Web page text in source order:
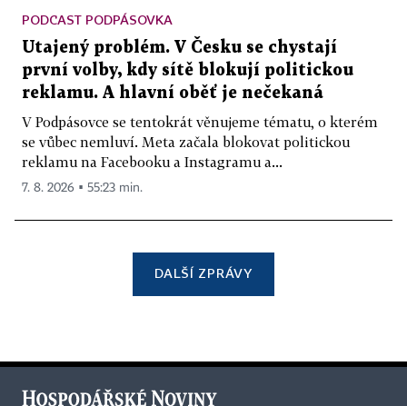
PODCAST PODPÁSOVKA
Utajený problém. V Česku se chystají
první volby, kdy sítě blokují politickou
reklamu. A hlavní oběť je nečekaná
V Podpásovce se tentokrát věnujeme tématu, o kterém
se vůbec nemluví. Meta začala blokovat politickou
reklamu na Facebooku a Instagramu a...
7. 8. 2026 ▪ 55:23 min.
DALŠÍ ZPRÁVY